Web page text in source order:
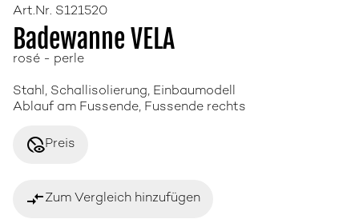
Art.Nr. S121520
Badewanne VELA
rosé - perle
Stahl, Schallisolierung, Einbaumodell
Ablauf am Fussende, Fussende rechts
disabled_visiblePreis
compare_arrowsZum Vergleich hinzufügen